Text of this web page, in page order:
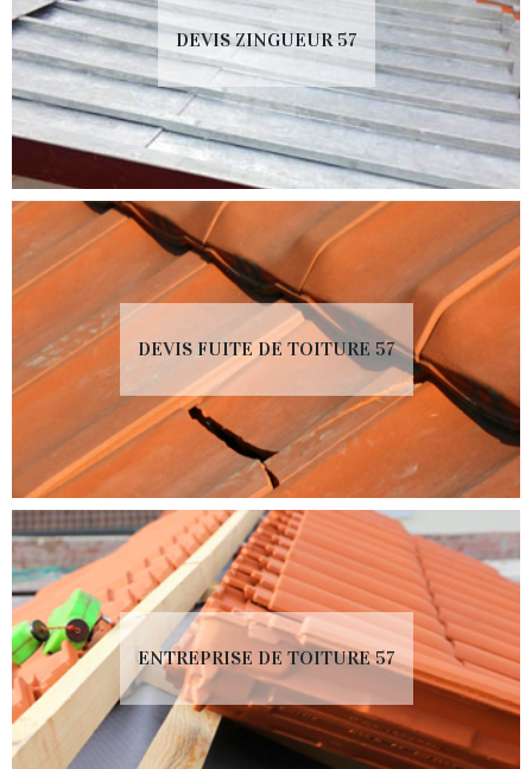
DEVIS ZINGUEUR 57
DEVIS FUITE DE TOITURE 57
ENTREPRISE DE TOITURE 57